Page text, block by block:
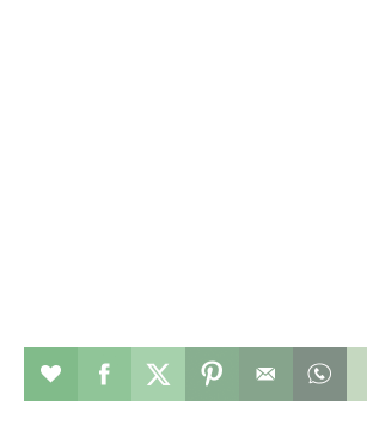
Restaurant toevoegen aan favorieten
Deel dit op facebook
Deel dit op twitter
Deel dit op